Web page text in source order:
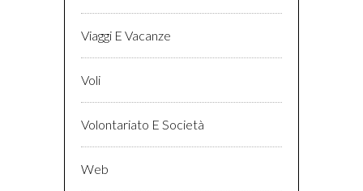
Viaggi E Vacanze
Voli
Volontariato E Società
Web